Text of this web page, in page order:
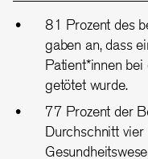
81 Prozent des
gaben an, dass
Patient*innen
getötet wurde.
77 Prozent der
Durchschnitt